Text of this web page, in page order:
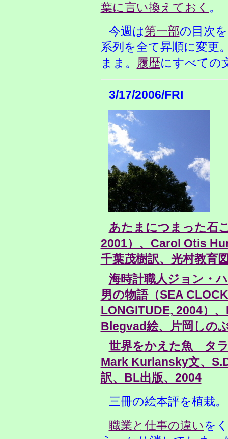
葉に言い換えておく 。
今週は第一部の目次
系列を全て昇順に変更
まま。 履歴にすべての
3/17/2006/FRI
あたまにつまった石
2001）、Carol Otis
千葉茂樹訳、光村教育
海時計職人ジョン・
男の物語（SEA
LONGITUDE, 2004）
Blegvad絵、片岡しの
世界をかえた魚 タラ
Mark Kurlansky文、
訳、BL出版、2004
三冊の絵本評を植栽。
職業と仕事の違いを